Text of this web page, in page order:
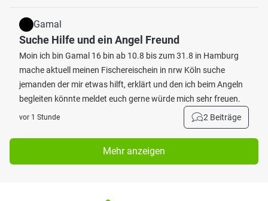
Gamal
Suche Hilfe und ein Angel Freund
Moin ich bin Gamal 16 bin ab 10.8 bis zum 31.8 in Hamburg
mache aktuell meinen Fischereischein in nrw Köln suche
jemanden der mir etwas hilft, erklärt und den ich beim Angeln
begleiten könnte meldet euch gerne würde mich sehr freuen.
vor 1 Stunde 2 Beiträge
Mehr anzeigen